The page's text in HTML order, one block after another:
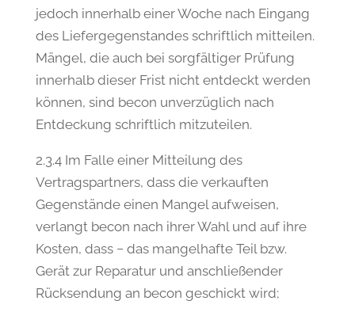
jedoch innerhalb einer Woche nach Eingang
des Liefergegenstandes schriftlich mitteilen.
Mängel, die auch bei sorgfältiger Prüfung
innerhalb dieser Frist nicht entdeckt werden
können, sind becon unverzüglich nach
Entdeckung schriftlich mitzuteilen.
2.3.4 Im Falle einer Mitteilung des
Vertragspartners, dass die verkauften
Gegenstände einen Mangel aufweisen,
verlangt becon nach ihrer Wahl und auf ihre
Kosten, dass − das mangelhafte Teil bzw.
Gerät zur Reparatur und anschließender
Rücksendung an becon geschickt wird;